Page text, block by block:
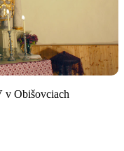
v Obišovciach